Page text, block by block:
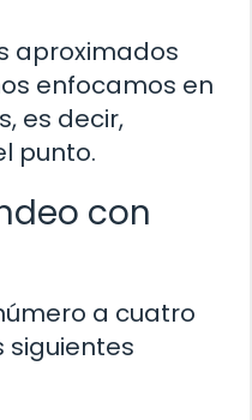
aproximados
enfocamos en
es decir,
punto.
con
a cuatro
siguientes